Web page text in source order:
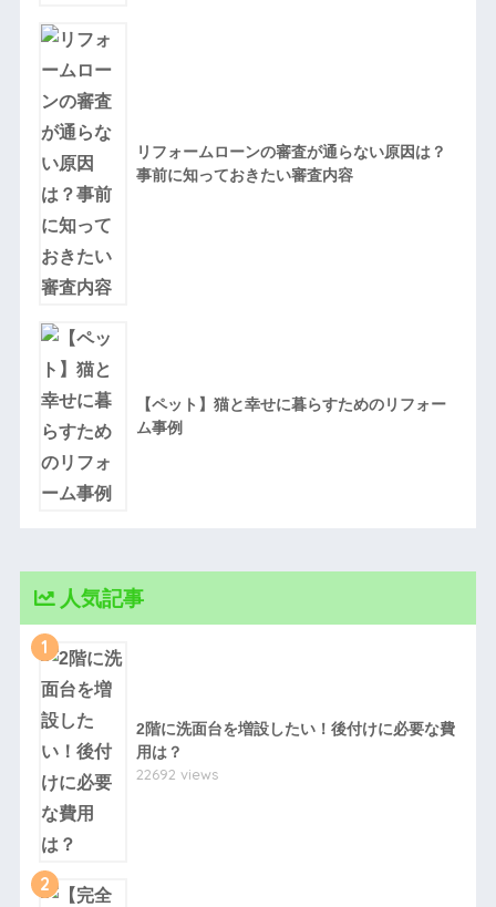
リフォームローンの審査が通らない原因は？
事前に知っておきたい審査内容
【ペット】猫と幸せに暮らすためのリフォー
ム事例
人気記事
1
2階に洗面台を増設したい！後付けに必要な費
用は？
22692 views
2